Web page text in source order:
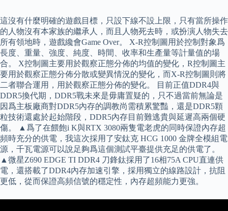
這沒有什麼明確的遊戲目標，只設下線不設上限，只有當所操作
的人物沒有本家族的繼承人，而且人物死去時，或扮演人物失去
所有領地時，遊戲纔會Game Over。 X-R控制圖用於控制對象爲
長度、重量、強度、純度、時間、收率和生產量等計量值的場
合。 X控制圖主要用於觀察正態分佈的均值的變化，R控制圖主
要用於觀察正態分佈分散或變異情況的變化，而X-R控制圖則將
二者聯合運用，用於觀察正態分佈的變化。 目前正值DDR4與
DDR5換代期，DDR5戰未來是毋庸置疑的，只不過當前無論是
因爲主板廠商對DDR5內存的調教尚需積累驚豔，還是DDR5顆
粒技術還處於起始階段，DDR5內存目前難逃貴與延遲高兩個硬
傷。 ▲爲了在餵飽i K與RTX 3080兩隻電老虎的同時保證內存超
頻時充分的供電，我這次採用了安鈦克 HCG 1000 金牌全模組電
源，千瓦電源可以說足夠爲這個測試平臺提供充足的供電了。
▲微星Z690 EDGE TI DDR4 刀鋒鈦採用了16相75A CPU直連供
電，還搭載了DDR4內存加速引擎，採用獨立的線路設計，抗阻
更低，從而保證高頻信號的穩定性，內存超頻能力更強。